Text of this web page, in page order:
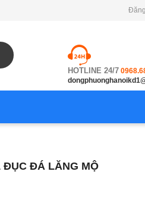
HOTLINE 24/7
ĐỤC ĐÁ LĂNG MỘ